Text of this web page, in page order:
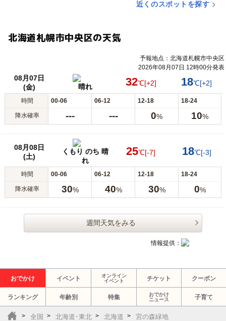
近くのスポットを探す
北海道札幌市中央区の天気
予報地点：北海道札幌市中央区
2026年08月07日 12時00分発表
08月07日
(金)
晴れ 32℃[+2] 18℃[+2]
時間 00-06 06-12 12-18 18-24
降水確率 --- --- 0% 10%
08月08日
(土)
くもり のち 晴
れ
25℃[-7] 18℃[-3]
時間 00-06 06-12 12-18 18-24
降水確率 30% 40% 30% 0%
週間天気をみる
情報提供：
おでかけ イベント
オンライン
イベント
チケット クーポン
ランキング 年齢別 特集
おでかけ
ニュース
子育て
全国 北海道･東北 北海道 宮の森緑地